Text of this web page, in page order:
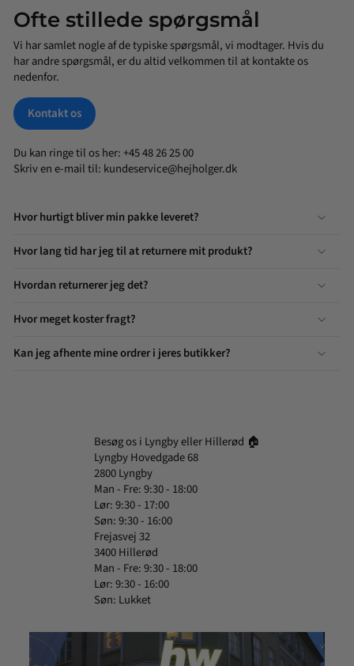
Ofte stillede spørgsmål
Vi har samlet nogle af de typiske spørgsmål, vi modtager. Hvis du
har andre spørgsmål, er du altid velkommen til at kontakte os
nedenfor.
Kontakt os
Du kan ringe til os her: +45 48 26 25 00
Skriv en e-mail til: kundeservice@hejholger.dk
Hvor hurtigt bliver min pakke leveret?
Hvor lang tid har jeg til at returnere mit produkt?
Hvordan returnerer jeg det?
Hvor meget koster fragt?
Kan jeg afhente mine ordrer i jeres butikker?
Besøg os i Lyngby eller Hillerød 🏠
Lyngby Hovedgade 68
2800 Lyngby
Man - Fre: 9:30 - 18:00
Lør: 9:30 - 17:00
Søn: 9:30 - 16:00
Frejasvej 32
3400 Hillerød
Man - Fre: 9:30 - 18:00
Lør: 9:30 - 16:00
Søn: Lukket